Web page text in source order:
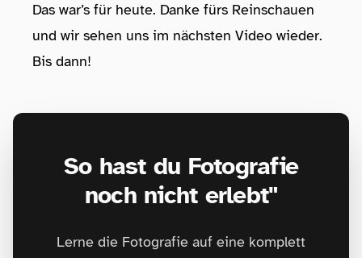
Das war’s für heute. Danke fürs Reinschauen
und wir sehen uns im nächsten Video wieder.
Bis dann!
So hast du Fotografie
noch nicht erlebt"
Lerne die Fotografie auf eine komplett